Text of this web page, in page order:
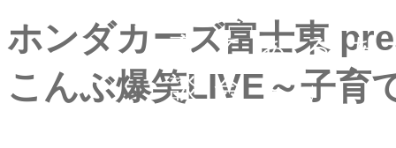
育てある
談会～」
ホンダカーズ富士東
こんぶ爆笑LIVE～子育